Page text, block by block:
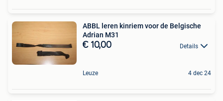
ABBL leren kinriem voor de Belgische
Adrian M31
€ 10,00 Details
Leuze 4 dec 24